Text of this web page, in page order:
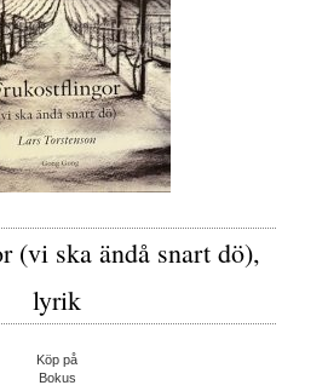
(vi ska ändå snart dö),
lyrik
Köp på
Bokus